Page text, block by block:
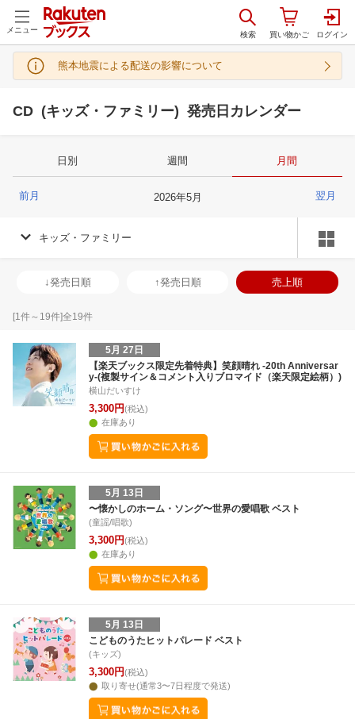
メニュー
熊本地震による配送の影響について
CD (キッズ・ファミリー) 発売日カレンダー
日別 週間 月間
2026年5月
前月 翌月
キッズ・ファミリー
↓発売日順 ↑発売日順 売上順
[1件～ 19件]全19件
5月 27日
【楽天ブックス限定先着特典】笑顔晴れ -20th Anniversar
y-(複製サイン＆コメント入りブロマイド（楽天限定絵柄）)
横山だいすけ
3,300円(税込)
在庫あり
5月 13日
〜懐かしのホーム・ソング〜世界の愛唱歌 ベスト
(童謡/唱歌)
3,300円(税込)
在庫あり
5月 13日
こどものうたヒットパレード ベスト
(キッズ)
3,300円(税込)
取り寄せ(通常3〜7日程度で発送)